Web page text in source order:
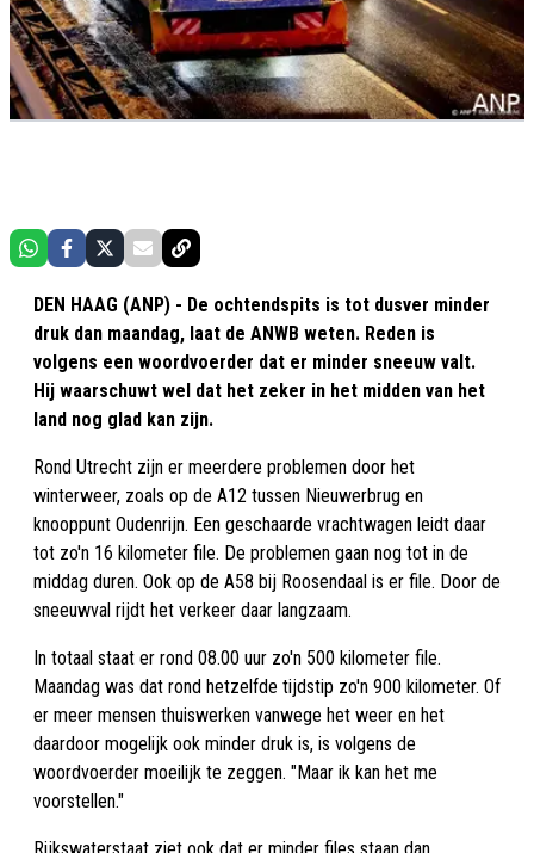
DEN HAAG (ANP) - De ochtendspits is tot dusver minder
druk dan maandag, laat de ANWB weten. Reden is
volgens een woordvoerder dat er minder sneeuw valt.
Hij waarschuwt wel dat het zeker in het midden van het
land nog glad kan zijn.
Rond Utrecht zijn er meerdere problemen door het
winterweer, zoals op de A12 tussen Nieuwerbrug en
knooppunt Oudenrijn. Een geschaarde vrachtwagen leidt daar
tot zo'n 16 kilometer file. De problemen gaan nog tot in de
middag duren. Ook op de A58 bij Roosendaal is er file. Door de
sneeuwval rijdt het verkeer daar langzaam.
In totaal staat er rond 08.00 uur zo'n 500 kilometer file.
Maandag was dat rond hetzelfde tijdstip zo'n 900 kilometer. Of
er meer mensen thuiswerken vanwege het weer en het
daardoor mogelijk ook minder druk is, is volgens de
woordvoerder moeilijk te zeggen. "Maar ik kan het me
voorstellen."